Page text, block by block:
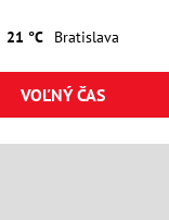
21 °C
VOĽNÝ ČAS